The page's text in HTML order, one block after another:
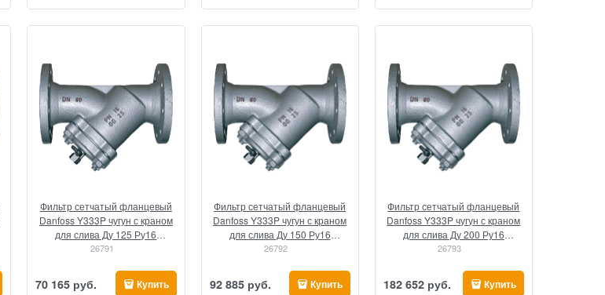
Фильтр сетчатый фланцевый
Danfoss Y333P чугун с краном
для слива Ду 125 Ру16
(149B3285)
26791
70 165 руб. Купить
Фильтр сетчатый фланцевый
Danfoss Y333P чугун с краном
для слива Ду 150 Ру16
(149B3286)
26792
92 885 руб. Купить
Фильтр сетчатый фланцевый
Danfoss Y333P чугун с краном
для слива Ду 200 Ру16
(149B3287)
26793
182 652 руб. Купить